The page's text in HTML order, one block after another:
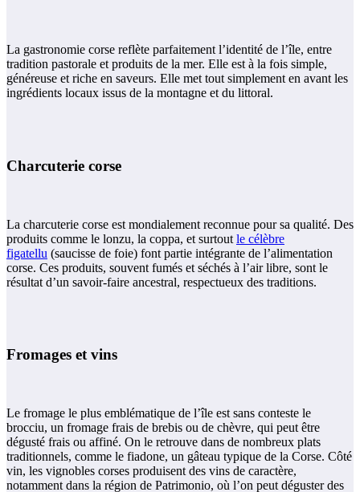
La gastronomie corse reflète parfaitement l’identité de l’île, entre
tradition pastorale et produits de la mer. Elle est à la fois simple,
généreuse et riche en saveurs. Elle met tout simplement en avant les
ingrédients locaux issus de la montagne et du littoral.
Charcuterie corse
La charcuterie corse est mondialement reconnue pour sa qualité. Des
produits comme le lonzu, la coppa, et surtout le célèbre
figatellu (saucisse de foie) font partie intégrante de l’alimentation
corse. Ces produits, souvent fumés et séchés à l’air libre, sont le
résultat d’un savoir-faire ancestral, respectueux des traditions.
Fromages et vins
Le fromage le plus emblématique de l’île est sans conteste le
brocciu, un fromage frais de brebis ou de chèvre, qui peut être
dégusté frais ou affiné. On le retrouve dans de nombreux plats
traditionnels, comme le fiadone, un gâteau typique de la Corse. Côté
vin, les vignobles corses produisent des vins de caractère,
notamment dans la région de Patrimonio, où l’on peut déguster des